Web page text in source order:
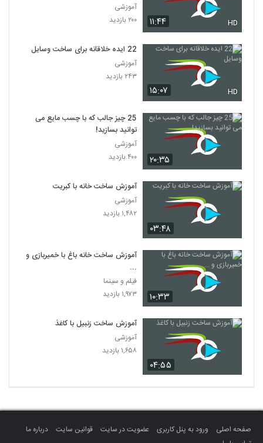
۱۱:۴۴ HD
آموزشی
۲۰۰ بازدید
۱۵:۰۷ HD
22 ایده خلاقانه برای ساخت وسایل
آموزشی
۲۴۳ بازدید
۲۰:۳۵
25 چیز جالب که با چسب مایع می
توانید بسازید!
آموزشی
۴۰۰ بازدید
۰۳:۴۸
آموزش ساخت خانه با کبریت
آموزشی
۱,۴۸۲ بازدید
۱۰:۳۳
آموزش ساخت خانه باغ با خمیربازی و
...
فیلم و سینما
۱,۹۷۳ بازدید
۰۴:۵۵
آموزش ساخت زنبیل با کاغذ
آموزشی
۱,۶۵۸ بازدید
صفحه اصلی ورود به پنل کاربری عضویت در سایت قوانین سایت
درباره ما